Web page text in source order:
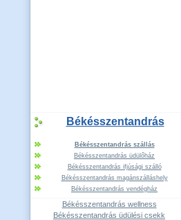
Békésszentandrás
Békésszentandrás szállás
Békésszentandrás üdülőház
Békésszentandrás ifjúsági szálló
Békésszentandrás magánszálláshely
Békésszentandrás vendégház
Békésszentandrás wellness
Békésszentandrás üdülési csekk